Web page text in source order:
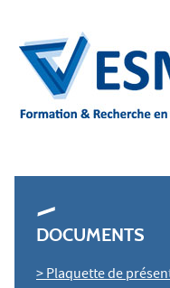
DOCUMENTS
> Plaquette de